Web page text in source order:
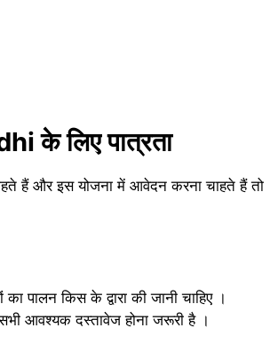
के लिए पात्रता
हैं और इस योजना में आवेदन करना चाहते हैं तो
पालन किस के द्वारा की जानी चाहिए ।
आवश्यक दस्तावेज होना जरूरी है ।